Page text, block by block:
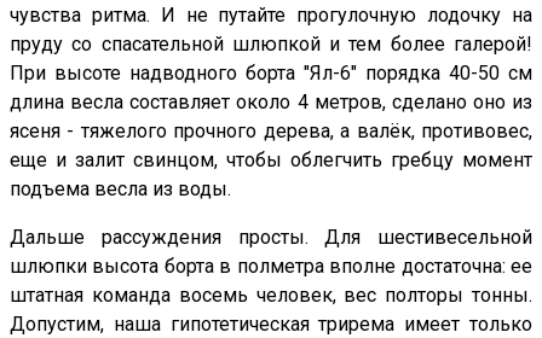
чувства ритма. И не путайте прогулочную лодочку на
пруду со спасательной шлюпкой и тем более галерой!
При высоте надводного борта "Ял-6" порядка 40-50 см
длина весла составляет около 4 метров, сделано оно из
ясеня - тяжелого прочного дерева, а валёк, противовес,
еще и залит свинцом, чтобы облегчить гребцу момент
подъема весла из воды.
Дальше рассуждения просты. Для шестивесельной
шлюпки высота борта в полметра вполне достаточна: ее
штатная команда восемь человек, вес полторы тонны.
Допустим, наша гипотетическая трирема имеет только